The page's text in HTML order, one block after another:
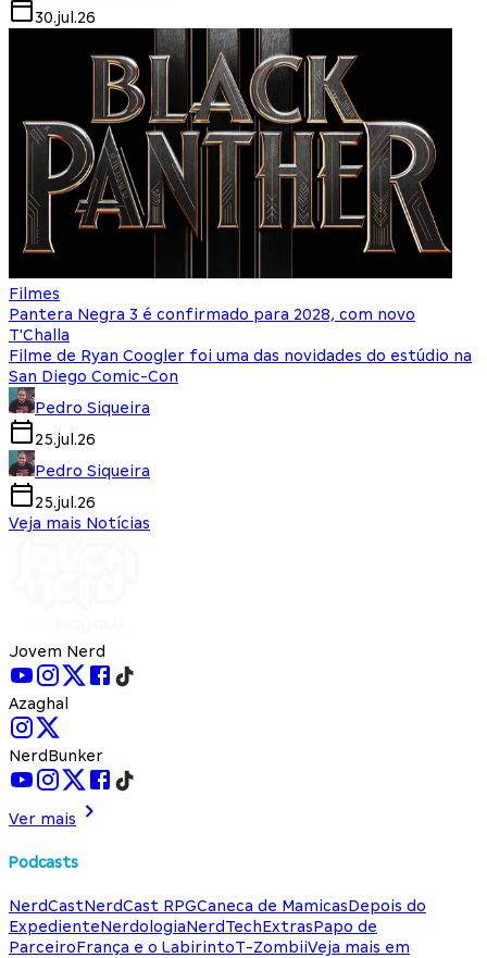
30.jul.26
Filmes
Pantera Negra 3 é confirmado para 2028, com novo
T'Challa
Filme de Ryan Coogler foi uma das novidades do estúdio na
San Diego Comic-Con
Pedro Siqueira
25.jul.26
Pedro Siqueira
25.jul.26
Veja mais Notícias
Jovem Nerd
Azaghal
NerdBunker
Ver mais
Podcasts
NerdCastNerdCast RPGCaneca de MamicasDepois do
ExpedienteNerdologiaNerdTechExtrasPapo de
ParceiroFrança e o LabirintoT-ZombiiVeja mais em